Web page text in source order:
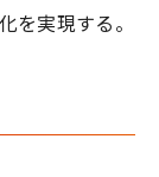
を実現する。